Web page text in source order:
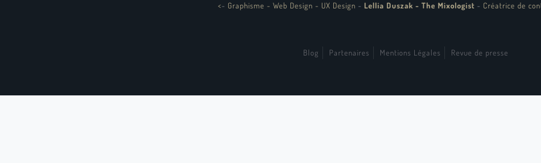
<- Graphisme - Web Design - UX Design - Lellia Duszak - The Mixologist - Créatrice de
Blog Partenaires Mentions Légales Revue de presse